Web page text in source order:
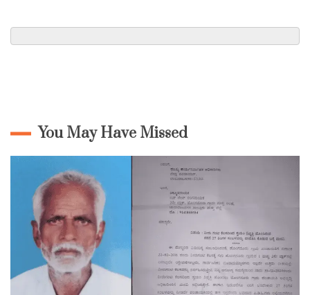
You May Have Missed